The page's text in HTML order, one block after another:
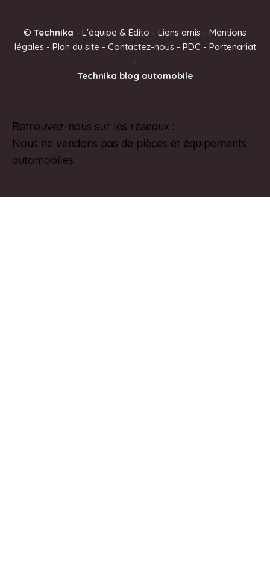
n
v
e
© Technika - L'équipe & Édito - Liens amis - Mentions
légales- Plan du site - Contactez-nous- PDC - Partenariat
-
Technika blog automobile
Retrouvez-nous sur les réseaux :
Nous ne vendons pas de pièces et équipements
automobiles